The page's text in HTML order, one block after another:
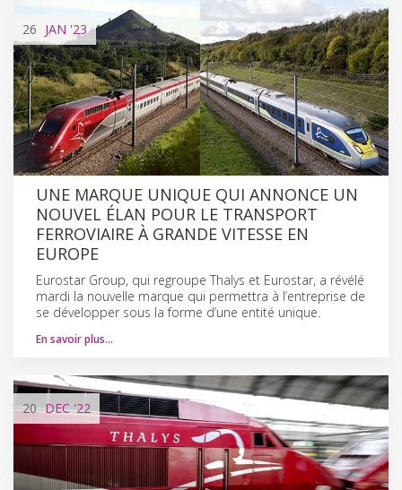
26 JAN '23
UNE MARQUE UNIQUE QUI ANNONCE UN
NOUVEL ÉLAN POUR LE TRANSPORT
FERROVIAIRE À GRANDE VITESSE EN
EUROPE
Eurostar Group, qui regroupe Thalys et Eurostar, a révélé
mardi la nouvelle marque qui permettra à l’entreprise de
se développer sous la forme d’une entité unique.
En savoir plus…
20 DEC'22